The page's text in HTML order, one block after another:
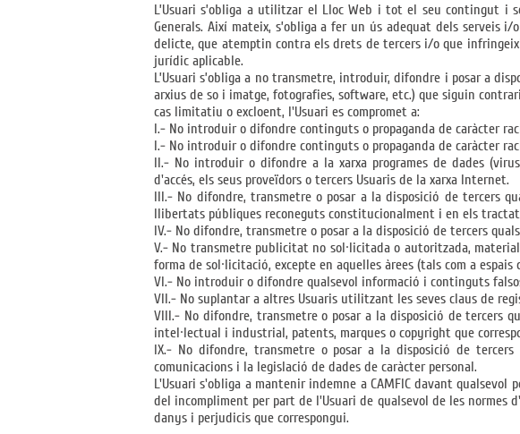
L’Usuari s’obliga a utilitzar el Lloc Web i tot el seu contingut i
Generals. Així mateix, s’obliga a fer un ús adequat dels
delicte, que atemptin contra els drets de tercers i/o que
jurídic aplicable.
L’Usuari s’obliga a no transmetre, introduir, difondre i posar a
arxius de so i imatge, fotografies, software, etc.) que siguin
cas limitatiu o excloent, l'Usuari es compromet a:
I.- No introduir o difondre continguts o propaganda de caràcter
I.- No introduir o difondre continguts o propaganda de caràcter
II.- No introduir o difondre a la xarxa programes de dades
d'accés, els seus proveïdors o tercers Usuaris de la xarxa Internet.
III.- No difondre, transmetre o posar a la disposició de tercers
llibertats públiques reconeguts constitucionalment i en els
IV.- No difondre, transmetre o posar a la disposició de tercers
V.- No transmetre publicitat no sol·licitada o autoritzada,
forma de sol·licitació, excepte en aquelles àrees (tals com a
VI.- No introduir o difondre qualsevol informació i continguts
VII.- No suplantar a altres Usuaris utilitzant les seves claus de
VIII.- No difondre, transmetre o posar a la disposició de tercers
intel·lectual i industrial, patents, marques o copyright que
IX.- No difondre, transmetre o posar a la disposició de
comunicacions i la legislació de dades de caràcter personal.
L'Usuari s'obliga a mantenir indemne a CAMFIC davant
del incompliment per part de l'Usuari de qualsevol de les normes
danys i perjudicis que correspongui.